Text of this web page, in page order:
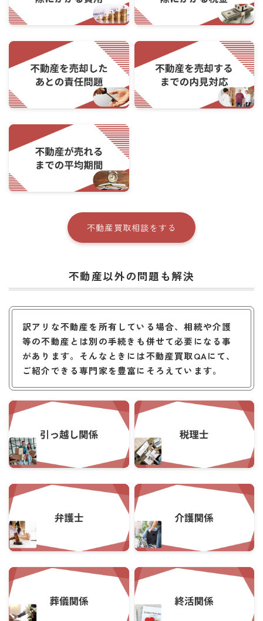
不動産買取相談をする
不動産以外の問題も解決
訳アリな不動産を所有している場合、相続や介護
等の不動産とは別の手続きも併せて必要になる事
があります。そんなときには不動産買取QAにて、
ご紹介できる専門家を豊富にそろえています。